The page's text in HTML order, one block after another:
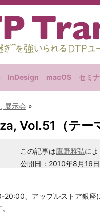
InDesign macOS セミ
展示会 »
Vol.51（テー
この記事は鷹野雅弘に
公開日：2010年8月16
、アップルストア銀座